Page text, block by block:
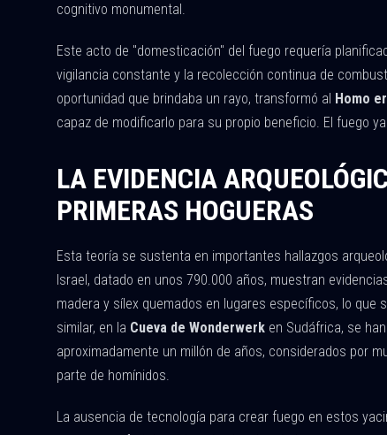
cognitivo monumental.
Este acto de "domesticación" del fuego requería
vigilancia constante y la recolección continua de
oportunidad que brindaba un rayo, transformó al Homo
capaz de modificarlo para su propio beneficio. El fuego
LA EVIDENCIA
PRIMERAS HOGUERAS
Esta teoría se sustenta en importantes hallazgos
Israel, datado en unos 790.000 años, muestran
madera y sílex quemados en lugares específicos, lo que
similar, en la Cueva de Wonderwerk en Sudáfrica, se
aproximadamente un millón de años, considerados por
parte de homínidos.
La ausencia de tecnología para crear fuego en estos